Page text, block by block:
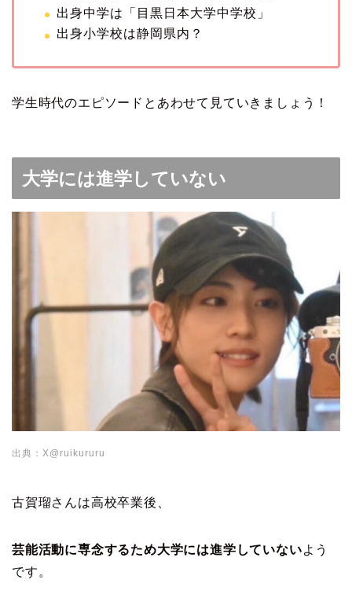
出身中学は「目黒日本大学中学校」
出身小学校は静岡県内？
学生時代のエピソードとあわせて見ていきましょう！
大学には進学していない
出典：X@ruikururu
古賀瑠さんは高校卒業後、
芸能活動に専念するため大学には進学していないよう
です。